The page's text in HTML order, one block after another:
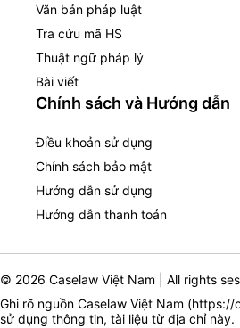
Văn bản pháp luật
Tra cứu mã HS
Thuật ngữ pháp lý
Bài viết
Chính sách và Hướng dẫn
Điều khoản sử dụng
Chính sách bảo mật
Hướng dẫn sử dụng
Hướng dẫn thanh toán
© 2026 Caselaw Việt Nam | All rights
Ghi rõ nguồn Caselaw Việt Nam (https://
sử dụng thông tin, tài liệu từ địa chỉ này.